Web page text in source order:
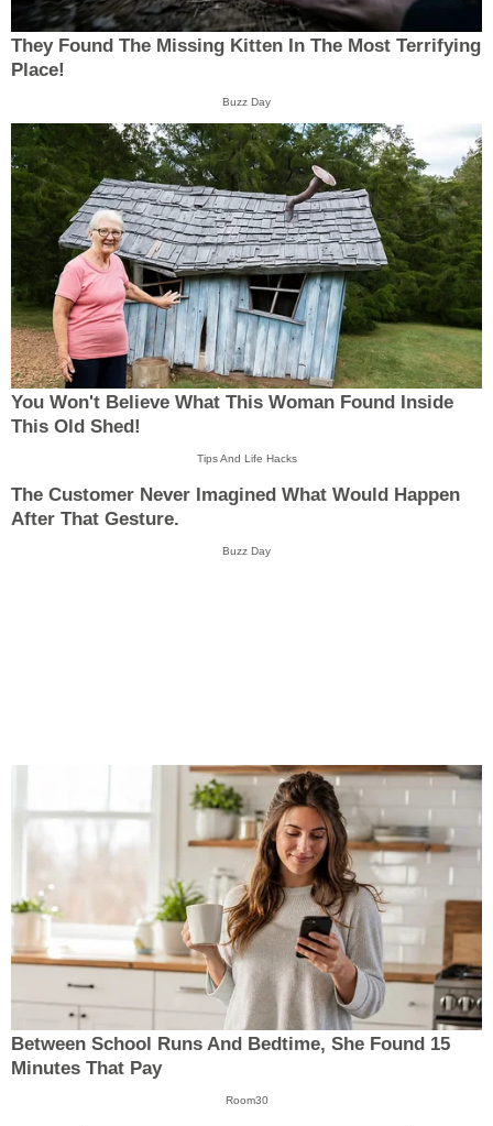
They Found The Missing Kitten In The Most Terrifying
Place!
Buzz Day
You Won't Believe What This Woman Found Inside
This Old Shed!
Tips And Life Hacks
The Customer Never Imagined What Would Happen
After That Gesture.
Buzz Day
Between School Runs And Bedtime, She Found 15
Minutes That Pay
Room30